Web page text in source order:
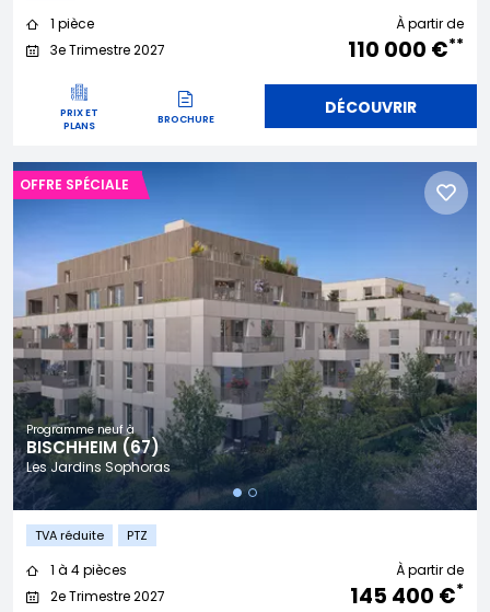
1 pièce
3e Trimestre 2027
À partir de
110 000 €**
PRIX ET
PLANS
BROCHURE
DÉCOUVRIR
Programme neuf à
BISCHHEIM (67)
Les Jardins Sophoras
OFFRE SPÉCIALE
TVA réduite PTZ
1 à 4 pièces
2e Trimestre 2027
À partir de
145 400 €*